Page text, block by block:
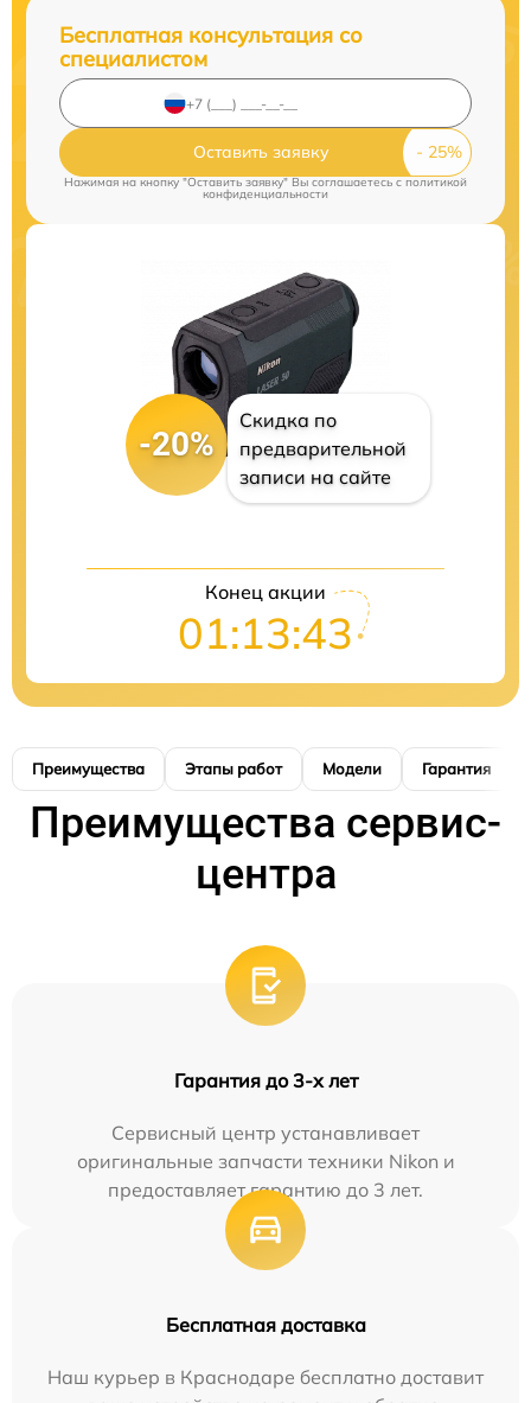
Бесплатная консультация со
специалистом
Оставить заявку
Нажимая на кнопку "Оставить заявку" Вы соглашаетесь cполитикой
конфиденциальности
-20%
Скидка по
предварительной
записи на сайте
Конец акции
01:13:42
Преимущества Этапы работ Модели Гарантия
Преимущества сервис-
центра
Гарантия до 3-х лет
Сервисный центр устанавливает
оригинальные запчасти техники Nikon и
предоставляет гарантию до 3 лет.
Бесплатная доставка
Наш курьер в Краснодаре бесплатно доставит